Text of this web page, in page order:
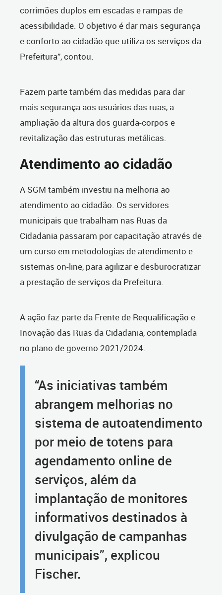
corrimões duplos em escadas e rampas de
acessibilidade. O objetivo é dar mais segurança
e conforto ao cidadão que utiliza os serviços da
Prefeitura”, contou.
Fazem parte também das medidas para dar
mais segurança aos usuários das ruas, a
ampliação da altura dos guarda-corpos e
revitalização das estruturas metálicas.
Atendimento ao cidadão
A SGM também investiu na melhoria ao
atendimento ao cidadão. Os servidores
municipais que trabalham nas Ruas da
Cidadania passaram por capacitação através de
um curso em metodologias de atendimento e
sistemas on-line, para agilizar e desburocratizar
a prestação de serviços da Prefeitura.
A ação faz parte da Frente de Requalificação e
Inovação das Ruas da Cidadania, contemplada
no plano de governo 2021/2024.
“As iniciativas também
abrangem melhorias no
sistema de autoatendimento
por meio de totens para
agendamento online de
serviços, além da
implantação de monitores
informativos destinados à
divulgação de campanhas
municipais”, explicou
Fischer.